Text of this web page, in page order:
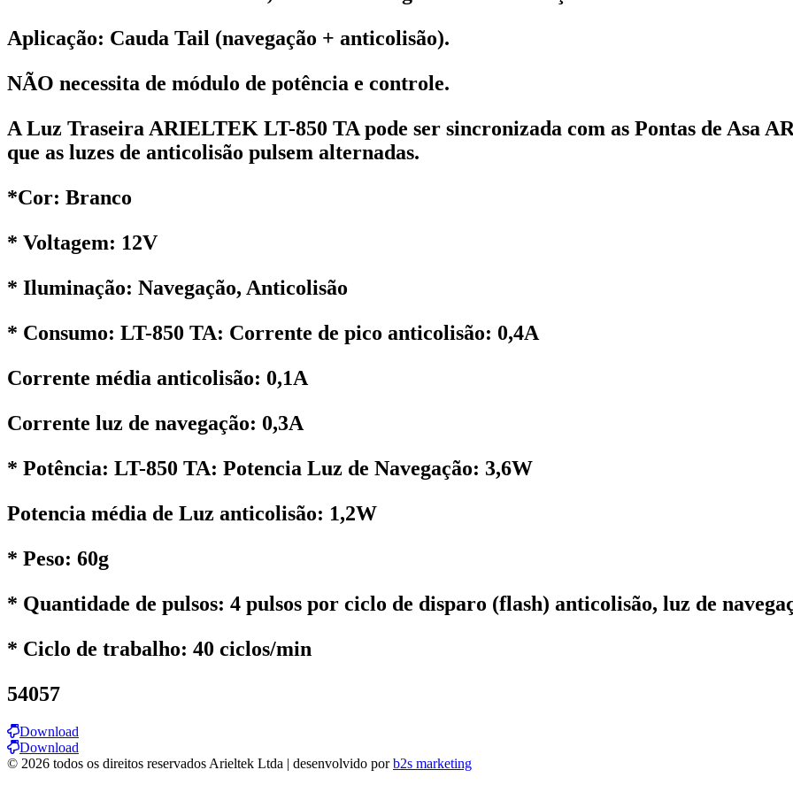
Aplicação: Cauda Tail (navegação + anticolisão).
NÃO necessita de módulo de potência e controle.
A Luz Traseira ARIELTEK LT-850 TA pode ser sincronizada com as Pontas de Asa
que as luzes de anticolisão pulsem alternadas.
*Cor: Branco
* Voltagem: 12V
* Iluminação: Navegação, Anticolisão
* Consumo: LT-850 TA: Corrente de pico anticolisão: 0,4A
Corrente média anticolisão: 0,1A
Corrente luz de navegação: 0,3A
* Potência: LT-850 TA: Potencia Luz de Navegação: 3,6W
Potencia média de Luz anticolisão: 1,2W
* Peso: 60g
* Quantidade de pulsos: 4 pulsos por ciclo de disparo (flash) anticolisão, luz de
* Ciclo de trabalho: 40 ciclos/min
54057
Download
Download
© 2026 todos os direitos reservados Arieltek Ltda | desenvolvido porb2s marketing